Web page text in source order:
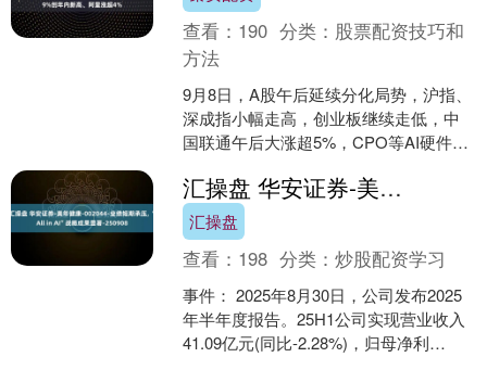
查看： 190 分类： 股票配资技巧和
方法
9月8日，A股午后延续分化局势，沪指、
深成指小幅走高，创业板继续走低，中
国联通午后大涨超5%，CPO等AI硬件股
升，恒指、恒....
汇操盘 华安证券-美年健康-002044-业绩短期承压, “All in AI”战略成果显著-250908
汇操盘
查看： 198 分类：炒股配资学习
事件： 2025年8月30日，公司发布2025
年半年度报告。25H1公司实现营业收入
41.09亿元(同比-2.28%)，归母净利